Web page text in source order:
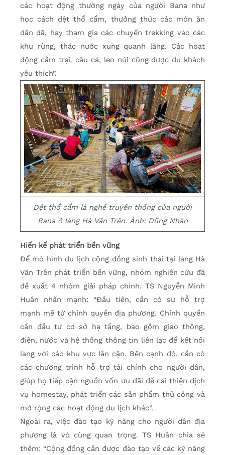
các hoạt động thường ngày của người Bana như
học cách dệt thổ cẩm, thưởng thức các món ăn
dân dã, hay tham gia các chuyến trekking vào các
khu rừng, thác nước xung quanh làng. Các hoạt
động cắm trại, câu cá, leo núi cũng được du khách
yêu thích”.
Dệt thổ cẩm là nghề truyền thống của người
Bana ở làng Hà Văn Trên. Ảnh: Dũng Nhân
Hiến kế phát triển bền vững
Để mô hình du lịch cộng đồng sinh thái tại làng Hà
Văn Trên phát triển bền vững, nhóm nghiên cứu đã
đề xuất 4 nhóm giải pháp chính. TS Nguyễn Minh
Huân nhấn mạnh: “Đầu tiên, cần có sự hỗ trợ
mạnh mẽ từ chính quyền địa phương. Chính quyền
cần đầu tư cơ sở hạ tầng, bao gồm giao thông,
điện, nước và hệ thống thông tin liên lạc để kết nối
làng với các khu vực lân cận. Bên cạnh đó, cần có
các chương trình hỗ trợ tài chính cho người dân,
giúp họ tiếp cận nguồn vốn ưu đãi để cải thiện dịch
vụ homestay, phát triển các sản phẩm thủ công và
mở rộng các hoạt động du lịch khác”.
Ngoài ra, việc đào tạo kỹ năng cho người dân địa
phương là vô cùng quan trọng. TS Huân chia sẻ
thêm: “Cộng đồng cần được đào tạo về các kỹ năng